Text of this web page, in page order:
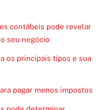
contábeis pode revelar
seu negócio
os principais tipos e sua
pagar menos impostos